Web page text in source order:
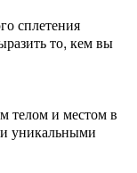
сплетения
то, кем вы
телом и местом в
уникальными